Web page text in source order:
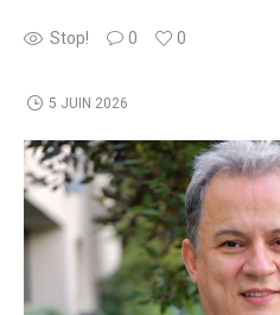
Stop! 0 0
5 JUIN 2026